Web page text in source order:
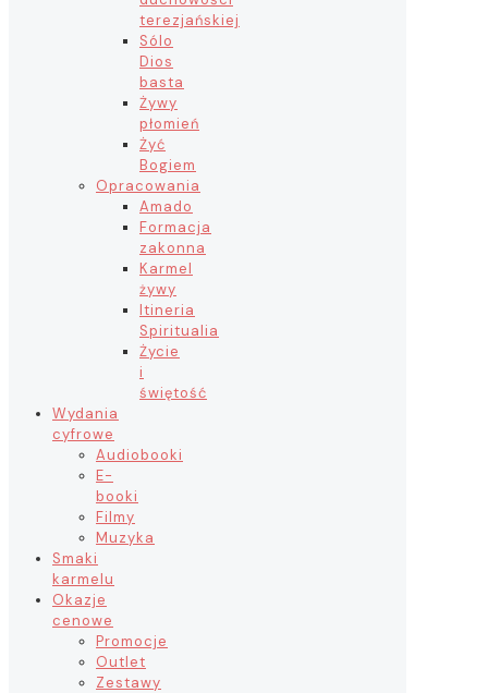
terezjańskiej
Sólo
Dios
basta
Żywy
płomień
Żyć
Bogiem
Opracowania
Amado
Formacja
zakonna
Karmel
żywy
Itineria
Spiritualia
Życie
i
świętość
Wydania
cyfrowe
Audiobooki
E-
booki
Filmy
Muzyka
Smaki
karmelu
Okazje
cenowe
Promocje
Outlet
Zestawy